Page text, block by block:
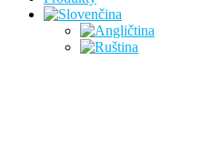
Preskočiť